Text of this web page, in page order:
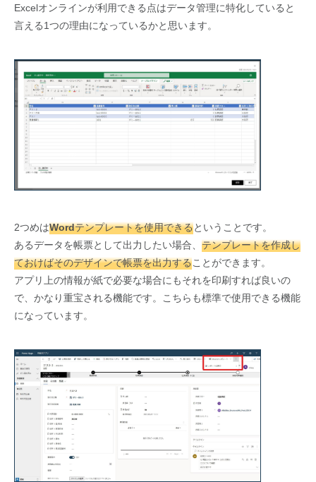
Excelオンラインが利用できる点はデータ管理に特化していると
言える1つの理由になっているかと思います。
2つめはWordテンプレートを使用できるということです。
あるデータを帳票として出力したい場合、 テンプレートを作成し
ておけばそのデザインで帳票を出力することができます。
アプリ上の情報が紙で必要な場合にもそれを印刷すれば良いの
で、かなり重宝される機能です。こちらも標準で使用できる機能
になっています。